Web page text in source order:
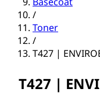
/
Toner
/
T427 |
T427 |